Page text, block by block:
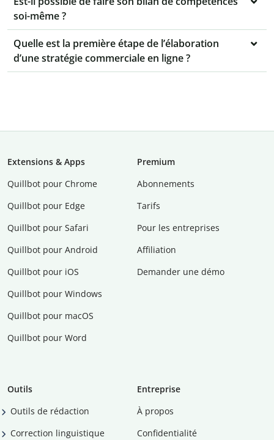
soi-même ?
Quelle est la première étape de l’élaboration
d’une stratégie commerciale en ligne ?
Extensions & Apps
Quillbot pour Chrome
Quillbot pour Edge
Quillbot pour Safari
Quillbot pour Android
Quillbot pour iOS
Quillbot pour Windows
Quillbot pour macOS
Quillbot pour Word
Premium
Abonnements
Tarifs
Pour les entreprises
Affiliation
Demander une démo
Outils
Outils de rédaction
Correction linguistique
Entreprise
À propos
Confidentialité